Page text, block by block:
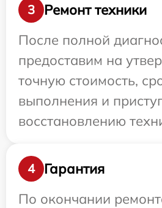
3
Ремонт техники
После полной
предоставим на
точную стоимость,
выполнения и
восстановлению
4
Гарантия
По окончании